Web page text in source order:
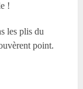
!
les plis du
point.